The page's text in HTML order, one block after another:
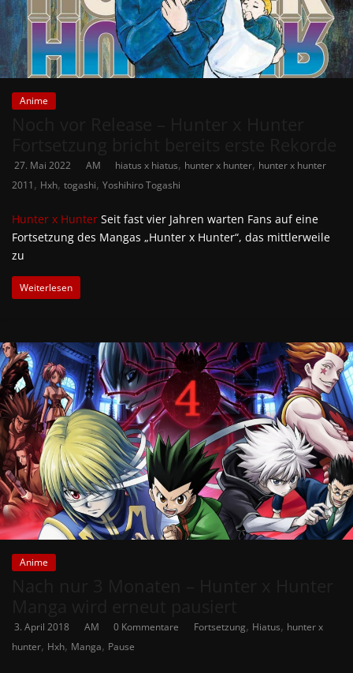
Anime
27. Mai 2022 AM hiatus x hiatus, hunter x hunter, hunter x hunter
2011, Hxh, togashi, Yoshihiro Togashi
Hunter x Hunter Seit fast vier Jahren warten Fans auf eine
Fortsetzung des Mangas „Hunter x Hunter“, das mittlerweile
zu
Weiterlesen
Anime
3. April 2018 AM 0 Kommentare Fortsetzung, Hiatus, hunter x
hunter, Hxh, Manga, Pause